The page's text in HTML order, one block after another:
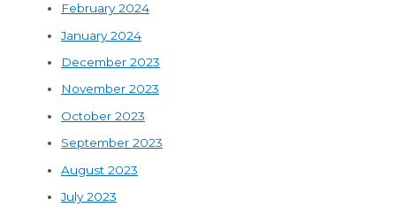
February 2024
January 2024
December 2023
November 2023
October 2023
September 2023
August 2023
July 2023